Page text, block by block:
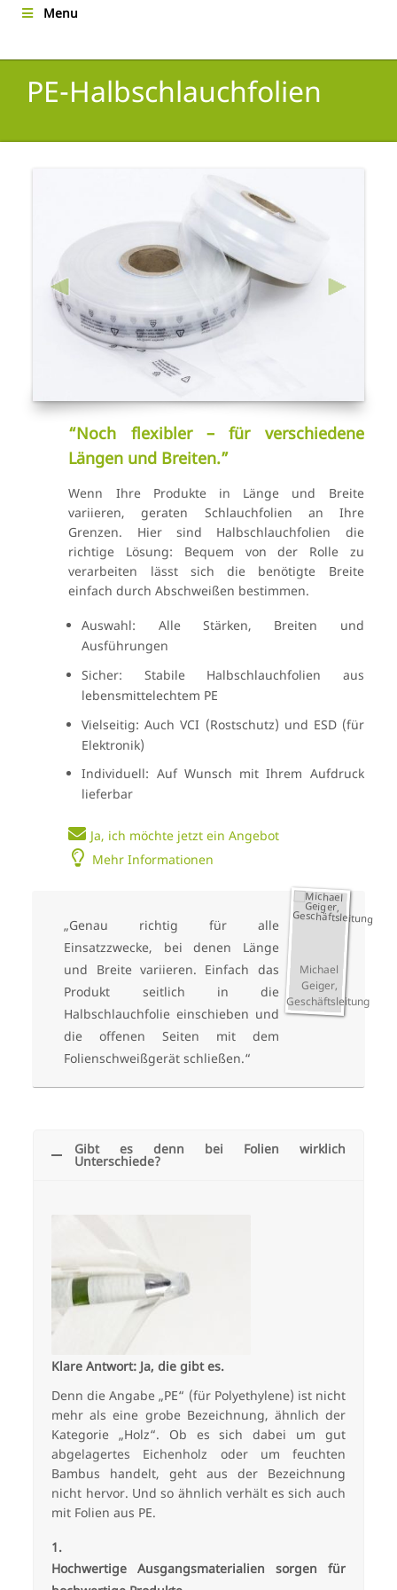
Menu
PE-Halbschlauchfolien
“Noch flexibler – für verschiedene
Längen und Breiten.”
Wenn Ihre Produkte in Länge und Breite
variieren, geraten Schlauchfolien an Ihre
Grenzen. Hier sind Halbschlauchfolien die
richtige Lösung: Bequem von der Rolle zu
verarbeiten lässt sich die benötigte Breite
einfach durch Abschweißen bestimmen.
Auswahl: Alle Stärken, Breiten und
Ausführungen
Sicher: Stabile Halbschlauchfolien aus
lebensmittelechtem PE
Vielseitig: Auch VCI (Rostschutz) und ESD (für
Elektronik)
Individuell: Auf Wunsch mit Ihrem Aufdruck
lieferbar
Ja, ich möchte jetzt ein Angebot
Mehr Informationen
Michael
Geiger,
Geschäftsleitung
„Genau richtig für alle
Einsatzzwecke, bei denen Länge
und Breite variieren. Einfach das
Produkt seitlich in die
Halbschlauchfolie einschieben und
die offenen Seiten mit dem
Folienschweißgerät schließen.“
Gibt es denn bei Folien wirklich
Unterschiede?
Klare Antwort: Ja, die gibt es.
Denn die Angabe „PE“ (für Polyethylene) ist nicht
mehr als eine grobe Bezeichnung, ähnlich der
Kategorie „Holz“. Ob es sich dabei um gut
abgelagertes Eichenholz oder um feuchten
Bambus handelt, geht aus der Bezeichnung
nicht hervor. Und so ähnlich verhält es sich auch
mit Folien aus PE.
Hochwertige Ausgangsmaterialien sorgen für